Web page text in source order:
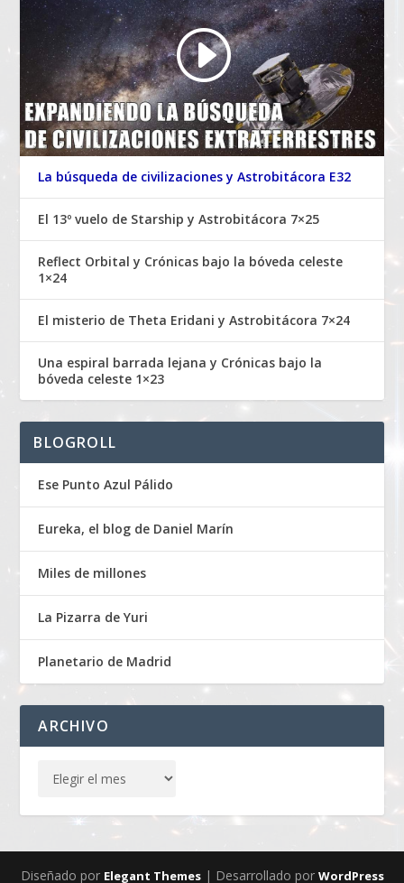
La búsqueda de civilizaciones y Astrobitácora E32
El 13º vuelo de Starship y Astrobitácora 7×25
Reflect Orbital y Crónicas bajo la bóveda celeste
1×24
El misterio de Theta Eridani y Astrobitácora 7×24
Una espiral barrada lejana y Crónicas bajo la
bóveda celeste 1×23
BLOGROLL
Ese Punto Azul Pálido
Eureka, el blog de Daniel Marín
Miles de millones
La Pizarra de Yuri
Planetario de Madrid
ARCHIVO
Diseñado por Elegant Themes| Desarrollado por WordPress